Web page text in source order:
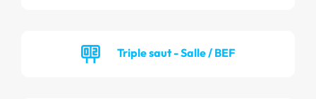
Triple saut - Salle / BEF